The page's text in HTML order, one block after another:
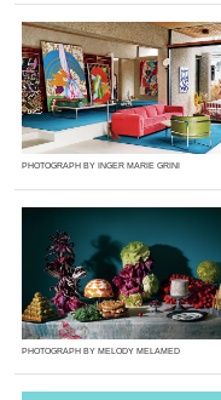
PHOTOGRAPH BY INGER MARIE GRINI
PHOTOGRAPH BY MELODY MELAMED